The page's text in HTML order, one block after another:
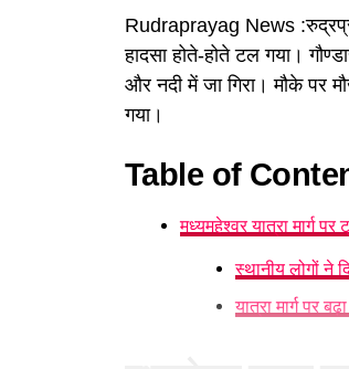
Rudraprayag News
हादसा होते-होते टल गया।
और नदी में जा गिरा। मौके पर
गया।
Table of
मध्यमहेश्वर यात्रा मार्ग पर
स्थानीय लोगों ने
यात्रा मार्ग पर